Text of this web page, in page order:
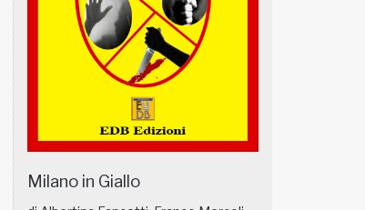
Milano in Giallo